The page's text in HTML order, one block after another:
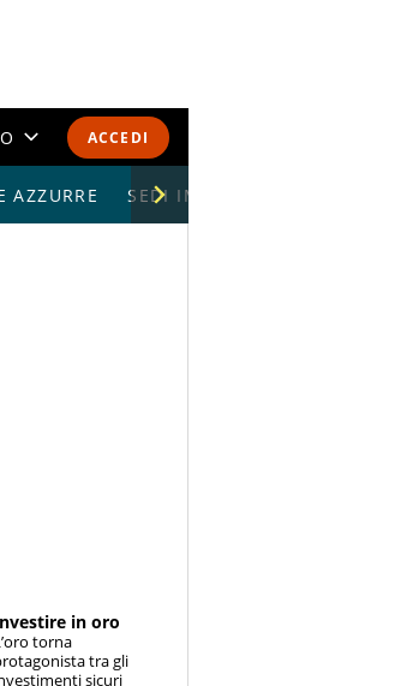
ACCEDI
E CLASSIFICHE
AZZURRE SEDI IMPIANTI
in oro
torna
tra gli
sicuri